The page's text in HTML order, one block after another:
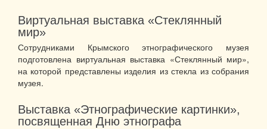
Виртуальная выставка «Стеклянный
мир»
Сотрудниками Крымского этнографического музея
подготовлена виртуальная выставка «Стеклянный мир»,
на которой представлены изделия из стекла из собрания
музея.
Выставка «Этнографические картинки»,
посвященная Дню этнографа